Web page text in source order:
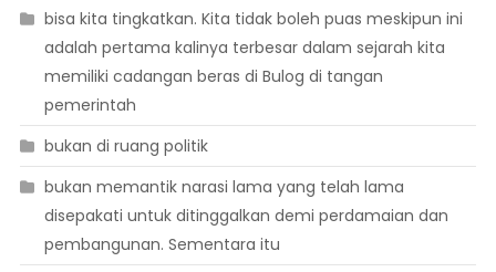
bisa kita tingkatkan. Kita tidak boleh puas meskipun ini
adalah pertama kalinya terbesar dalam sejarah kita
memiliki cadangan beras di Bulog di tangan
pemerintah
bukan di ruang politik
bukan memantik narasi lama yang telah lama
disepakati untuk ditinggalkan demi perdamaian dan
pembangunan. Sementara itu